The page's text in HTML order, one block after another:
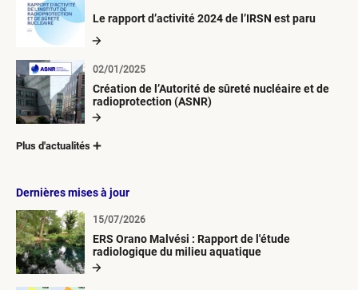
Le rapport d’activité 2024 de l’IRSN est paru
Création de l’Autorité de sûreté nucléaire et de
radioprotection (ASNR)
02/01/2025
Plus d'actualités
Dernières mises à jour
ERS Orano Malvési : Rapport de l'étude
radiologique du milieu aquatique
15/07/2026